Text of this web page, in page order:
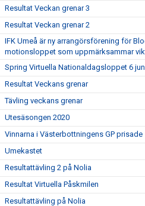
Resultat Veckan grenar 3
Resultat Veckan grenar 2
IFK Umeå är ny arrangörsförening för
motionsloppet som uppmärksammar
Spring Virtuella Nationaldagsloppet 6
Resultat Veckans grenar
Tävling veckans grenar
Utesäsongen 2020
Vinnarna i Västerbottningens GP prisade
Umekastet
Resultattävling 2 på Nolia
Resultat Virtuella Påskmilen
Resultattävling på Nolia